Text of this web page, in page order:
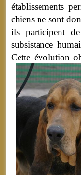
établissements
chiens ne sont
ils participent
subsistance
Cette évolution